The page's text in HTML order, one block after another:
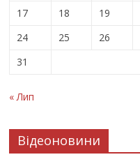
17
18 19
24
25 26
31
« Лип
Відеоновини